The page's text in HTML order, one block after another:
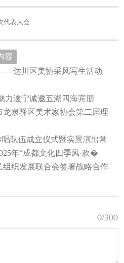
代表大会
容
达川区美协采风写生活动
遂宁诚邀五湖四海宾朋
龙泉驿区美术家协会第二届理
唱队伍成立仪式暨实景演出常
年“成都文化四季风·欢�
组织发展联合会签署战略合作
0/300